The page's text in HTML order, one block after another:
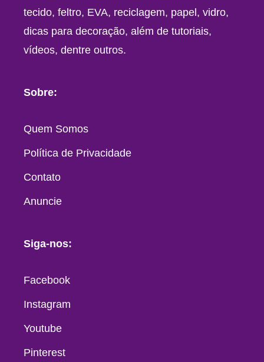
tecido, feltro, EVA, reciclagem, papel, vidro,
dicas para decoração, além de tutoriais,
vídeos, dentre outros.
Sobre:
Quem Somos
Política de Privacidade
Contato
Anuncie
Siga-nos:
Facebook
Instagram
Youtube
Pinterest